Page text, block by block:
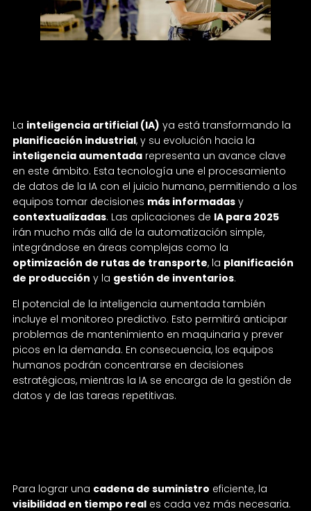
La inteligencia artificial (IA) ya está transformando la
planificación industrial, y su evolución hacia la
inteligencia aumentada representa un avance clave
en este ámbito. Esta tecnología une el procesamiento
de datos de la IA con el juicio humano, permitiendo a los
equipos tomar decisiones más informadas y
contextualizadas. Las aplicaciones de IA para 2025
irán mucho más allá de la automatización simple,
integrándose en áreas complejas como la
optimización de rutas de transporte, la planificación
de producción y la gestión de inventarios.
El potencial de la inteligencia aumentada también
incluye el monitoreo predictivo. Esto permitirá anticipar
problemas de mantenimiento en maquinaria y prever
picos en la demanda. En consecuencia, los equipos
humanos podrán concentrarse en decisiones
estratégicas, mientras la IA se encarga de la gestión de
datos y de las tareas repetitivas.
Para lograr una cadena de suministro eficiente, la
visibilidad en tiempo real es cada vez más necesaria.